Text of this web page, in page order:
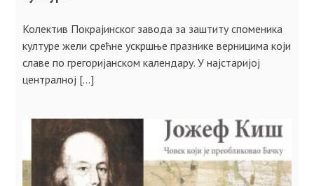
Колектив Покрајинског завода за заштиту споменика
културе жели срећне ускршње празнике верницима који
славе по грегоријанском календару. У најстаријој
централној […]